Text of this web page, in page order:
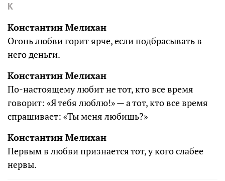
К
Константин Мелихан
Огонь любви горит ярче, если подбрасывать в
него деньги.
Константин Мелихан
Пo-настоящему любит не тот, кто все время
говорит: «Я тебя люблю!» — а тот, кто все время
спрашивает: «Ты меня любишь?»
Константин Мелихан
Первым в любви признается тот, у кого слабее
нервы.